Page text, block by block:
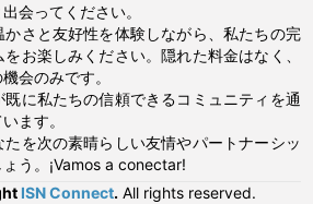
会ってください。
さと友好性を体験しながら、私たちの完
お楽しみください。隠れた料金はなく、
会のみです。
に私たちの信頼できるコミュニティを通
ます。
を次の素晴らしい友情やパートナーシッ
う。¡Vamos a conectar!
ISN Connect. All rights reserved.